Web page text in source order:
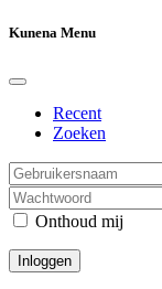
Kunena Menu
Recent
Zoeken
Onthoud mij
Inloggen